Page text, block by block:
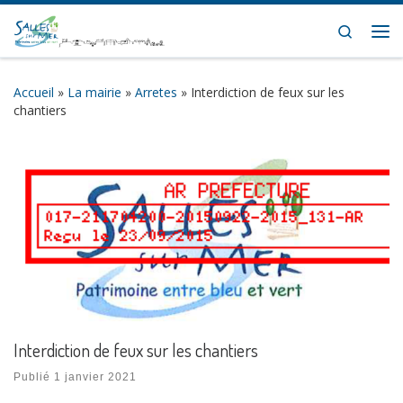
Skip to content
Search
Accueil » La mairie » Arretes » Interdiction de feux sur les
chantiers
Interdiction de feux sur les chantiers
Publié 1 janvier 2021